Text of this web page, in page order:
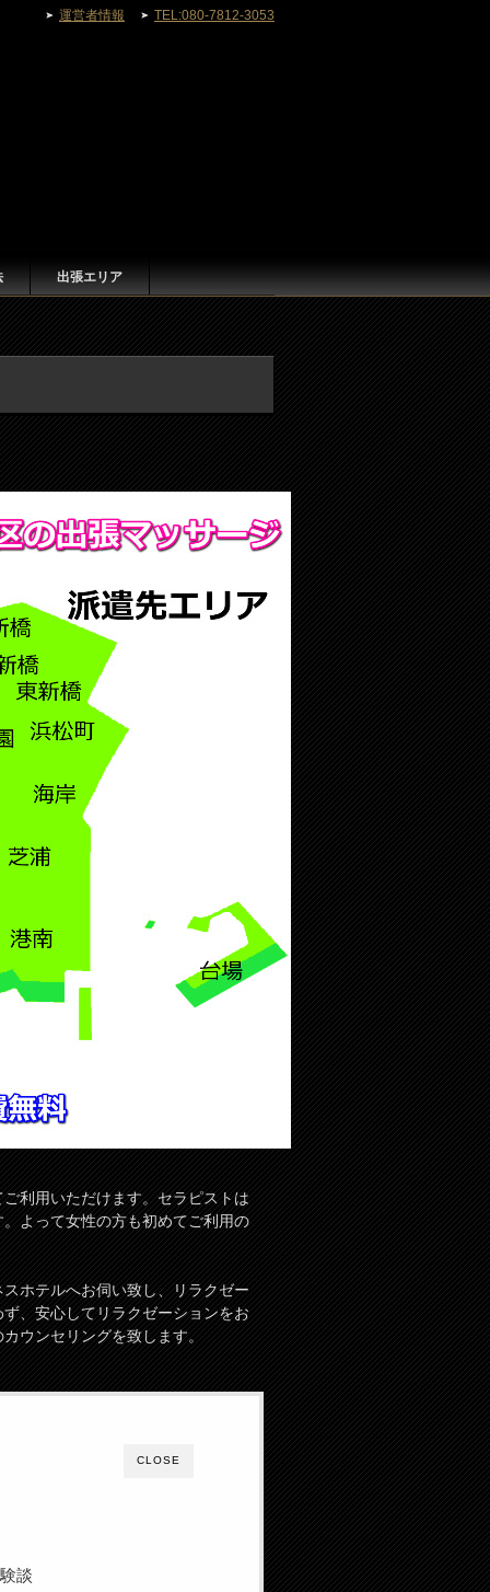
出張エリア
利用いただけます。セラピストは
よって女性の方も初めてご利用の
ホテルへお伺い致し、リラクゼー
、安心してリラクゼーションをお
ウンセリングを致します。
CLOSE
談
運営者情報 TEL:080-7812-3053